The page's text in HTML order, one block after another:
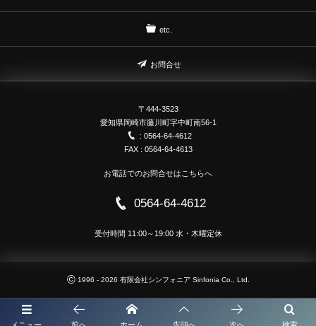
etc.
お問合せ
〒444-3523
愛知県岡崎市藤川町字中町南56-1
: 0564-64-4612
FAX : 0564-64-4613
お電話でのお問合せはこちらへ
0564-64-4612
受付時間 11:00～19:00 水・木曜定休
©1996 - 2026 有限会社シンフォニア Sinfonia Co., Ltd.